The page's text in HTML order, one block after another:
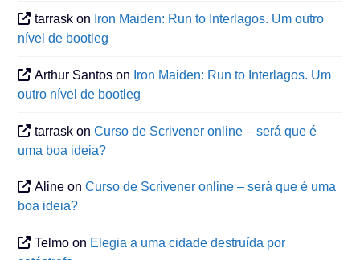
tarrask on Iron Maiden: Run to Interlagos. Um outro
nível de bootleg
Arthur Santos on Iron Maiden: Run to Interlagos. Um
outro nível de bootleg
tarrask onCurso de Scrivener online – será que é
uma boa ideia?
Aline onCurso de Scrivener online – será que é uma
boa ideia?
Telmo on Elegia a uma cidade destruída por